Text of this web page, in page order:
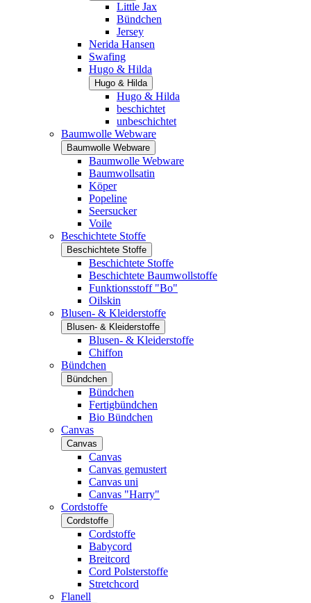
Little Jax
Bündchen
Jersey
Nerida Hansen
Swafing
Hugo & Hilda
Hugo & Hilda
Hugo & Hilda
beschichtet
unbeschichtet
Baumwolle Webware
Baumwolle Webware
Baumwolle Webware
Baumwollsatin
Köper
Popeline
Seersucker
Voile
Beschichtete Stoffe
Beschichtete Stoffe
Beschichtete Stoffe
Beschichtete Baumwollstoffe
Funktionsstoff "Bo"
Oilskin
Blusen- & Kleiderstoffe
Blusen- & Kleiderstoffe
Blusen- & Kleiderstoffe
Chiffon
Bündchen
Bündchen
Bündchen
Fertigbündchen
Bio Bündchen
Canvas
Canvas
Canvas
Canvas gemustert
Canvas uni
Canvas "Harry"
Cordstoffe
Cordstoffe
Cordstoffe
Babycord
Breitcord
Cord Polsterstoffe
Stretchcord
Flanell